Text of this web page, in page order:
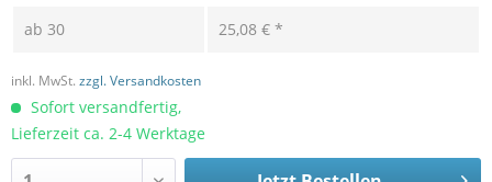
ab 30 25,08 € *
inkl. MwSt. zzgl. Versandkosten
Sofort versandfertig,
Lieferzeit ca. 2-4 Werktage